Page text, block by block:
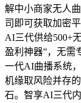
解中小商家无人
司即可获取加密
AI三代供给500+
盈利神器”，无需
一代AI曲播系统
机缘取风险并存
石。智享AI三代